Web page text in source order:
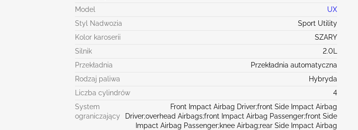
Model
UX
Styl Nadwozia
Sport Utility
Kolor karoserii
SZARY
Silnik
2.0L
Przekładnia
Przekładnia automatyczna
Rodzaj paliwa
Hybryda
Liczba cylindrów
4
System
ograniczający
Front Impact Airbag Driver;front Side Impact Airbag
Driver;overhead Airbags;front Impact Airbag Passenger;front Side
Impact Airbag Passenger;knee Airbag;rear Side Impact Airbag